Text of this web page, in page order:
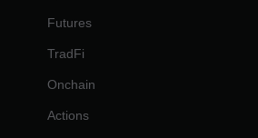
Futures
TradFi
Onchain
Actions